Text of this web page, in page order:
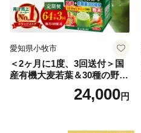
愛知県小牧市
＜2ヶ月に1度、3回送付＞国
産有機大麦若葉＆30種の野
菜 山本漢方 定期便
24,000円